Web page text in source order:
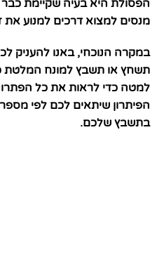
הפסולת היא בעיה שקיימת כבר
מנסים למצוא דרכים למנוע את
במקרה הנוכחי, באנו להעניק
תשחץ או תשבץ למונח המלטת
למטה כדי לראות את כל
הפיתרון שיתאים לכם לפי
בתשבץ שלכם.